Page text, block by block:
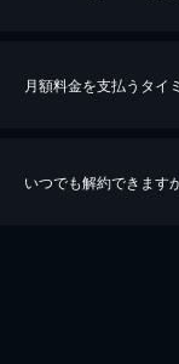
※40％ポイント還元の対象
月額料金を支払うタイ
いつでも解約できます